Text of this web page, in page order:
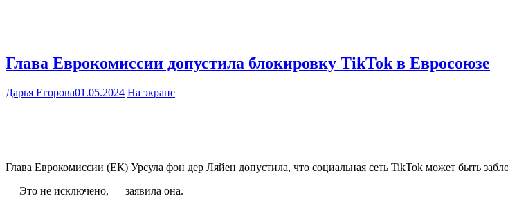
Глава Еврокомиссии допустила блокировку TikTok в Евросоюзе
Дарья Егорова01.05.2024 На экране
Глава Еврокомиссии (ЕК) Урсула фон дер Ляйен допустила, что социальная сеть TikTok может быть
— Это не исключено, — заявила она.